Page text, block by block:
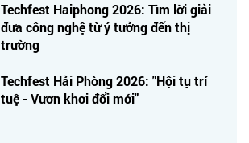
Techfest Haiphong 2026: Tìm lời giải
đưa công nghệ từ ý tưởng đến thị
trường
Techfest Hải Phòng 2026: "Hội tụ trí
tuệ - Vươn khơi đổi mới"